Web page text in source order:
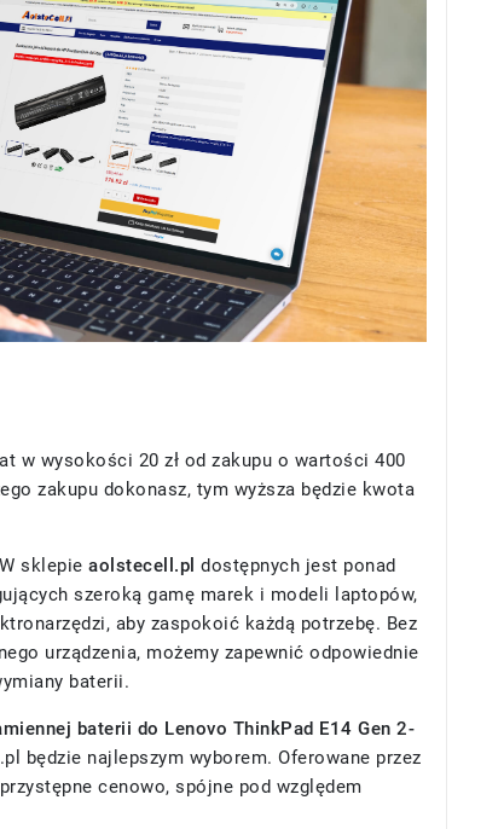
w wysokości 20 zł od zakupu o wartości 400
zakupu dokonasz, tym wyższa będzie kwota
sklepieaolstecell.pl dostępnych jest ponad
szeroką gamę marek i modeli laptopów,
aby zaspokoić każdą potrzebę. Bez
urządzenia, możemy zapewnić odpowiednie
baterii.
baterii do Lenovo ThinkPad E14 Gen 2-
będzie najlepszym wyborem. Oferowane przez
cenowo, spójne pod względem